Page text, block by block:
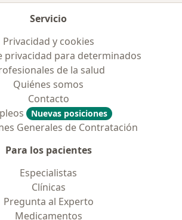
Servicio
Privacidad y cookies
privacidad para determinados
de la salud
Quiénes somos
Contacto
Nuevas posiciones
Generales de Contratación
Para los pacientes
Especialistas
Clínicas
Pregunta al Experto
Medicamentos